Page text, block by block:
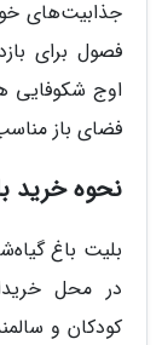
جذابیت‌های خود
فصول برای
اوج شکوفایی
فضای باز
نحوه خرید
بلیت باغ
در محل
کودکان و